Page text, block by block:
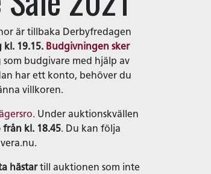
är tillbaka Derbyfredagen
kl. 19.15. Budgivningen sker
som budgivare med hjälp av
har ett konto, behöver du
villkoren.
Under auktionskvällen
från kl. 18.45. Du kan följa
hästartill auktionen som inte